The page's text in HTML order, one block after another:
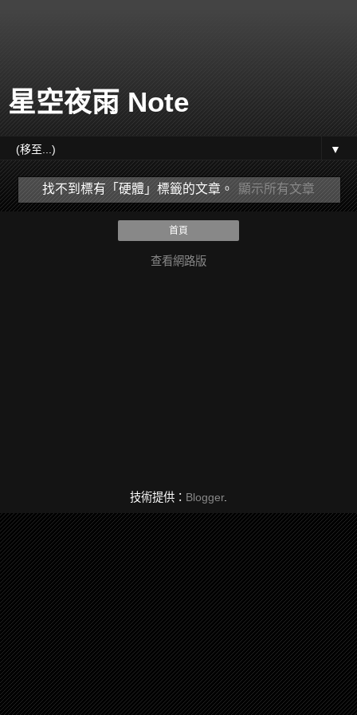
星空夜雨 Note
▼
找不到標有「硬體」 標籤的文章。 顯示所有文章
首頁
查看網路版
技術提供： Blogger.